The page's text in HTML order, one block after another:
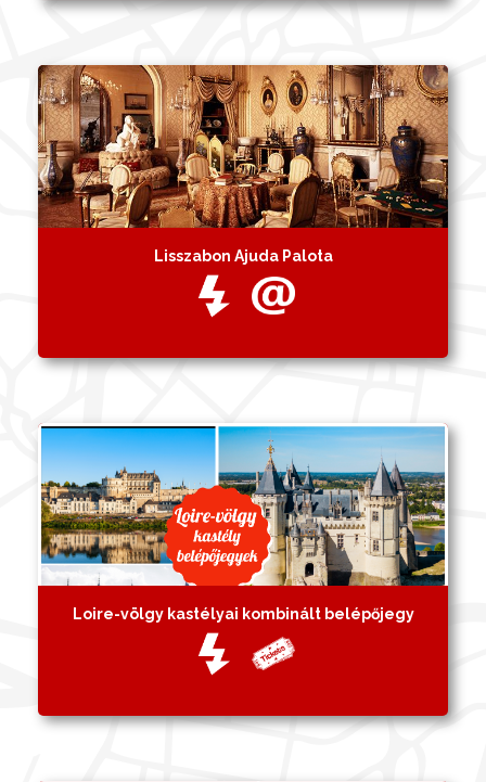
Lisszabon Ajuda Palota
Loire-völgy kastélyai kombinált belépőjegy